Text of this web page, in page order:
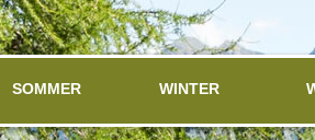
SOMMER WINTER